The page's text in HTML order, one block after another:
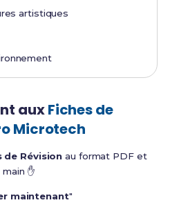
artistiques
auxFiches de
Microtech
de Révision au format PDF et
✋
maintenant"